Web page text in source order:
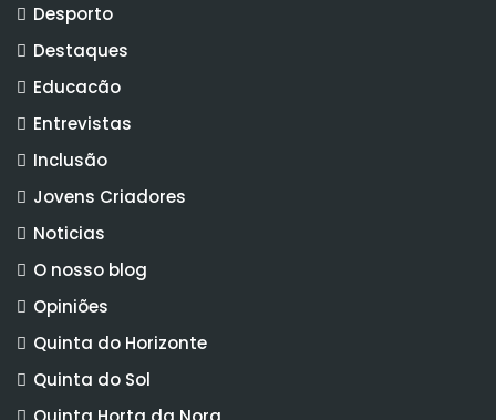
Desporto
Destaques
Educacão
Entrevistas
Inclusão
Jovens Criadores
Noticias
O nosso blog
Opiniões
Quinta do Horizonte
Quinta do Sol